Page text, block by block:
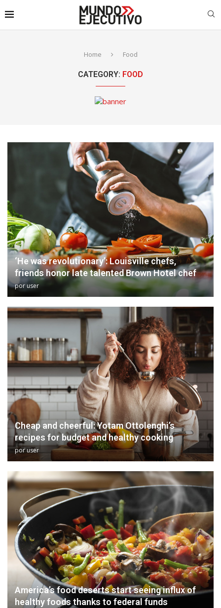
Home Food
CATEGORY: FOOD
‘He was revolutionary’: Louisville chefs,
friends honor late talented Brown Hotel chef
poruser
Cheap and cheerful: Yotam Ottolenghi’s
recipes for budget and healthy cooking
poruser
America’s food deserts start seeing influx of
healthy foods thanks to federal funds